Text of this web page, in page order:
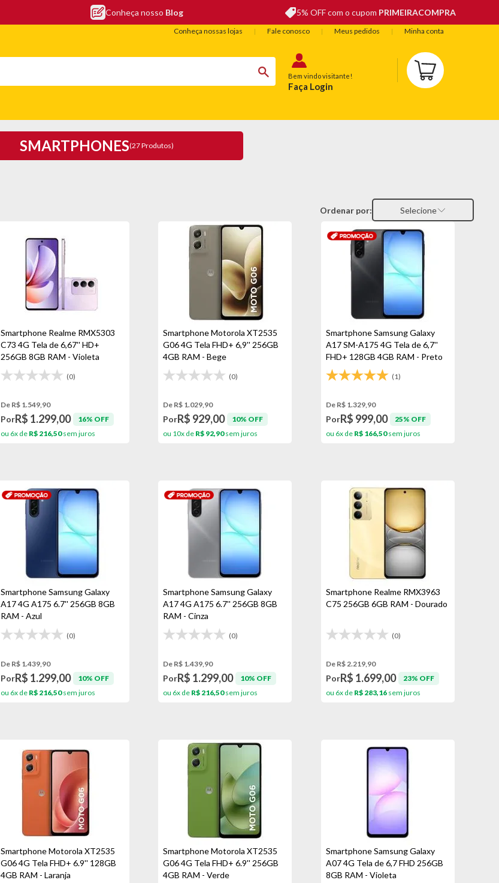
Conheça nosso Blog 5% OFF com o cupom PRIMEIRACOMPRA
Conheça nossas lojas Fale conosco Meus pedidos Minha conta
Bem vindo visitante!
Faça Login
SMARTPHONES(27 Produtos)
Ordenar por: Selecione
Smartphone Realme RMX5303
C73 4G Tela de 6,67'' HD+
256GB 8GB RAM - Violeta
(0)
De R$ 1.549,90
PorR$ 1.299,00
16% OFF
ou 6x de R$ 216,50sem juros
Smartphone Motorola XT2535
G06 4G Tela FHD+ 6,9'' 256GB
4GB RAM - Bege
(0)
De R$ 1.029,90
PorR$ 929,00
10% OFF
ou 10x de R$ 92,90sem juros
Smartphone Samsung Galaxy
A17 SM-A175 4G Tela de 6,7''
FHD+ 128GB 4GB RAM - Preto
(1)
De R$ 1.329,90
PorR$ 999,00
25% OFF
ou 6x de R$ 166,50sem juros
Smartphone Samsung Galaxy
A17 4G A175 6.7'' 256GB 8GB
RAM - Azul
(0)
De R$ 1.439,90
PorR$ 1.299,00
10% OFF
ou 6x de R$ 216,50sem juros
Smartphone Samsung Galaxy
A17 4G A175 6.7'' 256GB 8GB
RAM - Cinza
(0)
De R$ 1.439,90
PorR$ 1.299,00
10% OFF
ou 6x de R$ 216,50sem juros
Smartphone Realme RMX3963
C75 256GB 6GB RAM - Dourado
(0)
De R$ 2.219,90
PorR$ 1.699,00
23% OFF
ou 6x de R$ 283,16sem juros
Smartphone Motorola XT2535
G06 4G Tela FHD+ 6.9'' 128GB
4GB RAM - Laranja
Smartphone Motorola XT2535
G06 4G Tela FHD+ 6.9'' 256GB
4GB RAM - Verde
Smartphone Samsung Galaxy
A07 4G Tela de 6,7 FHD 256GB
8GB RAM - Violeta